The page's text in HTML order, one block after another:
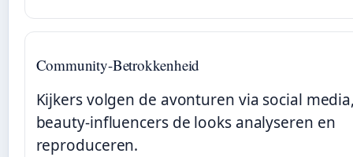
Community-Betrokkenheid
Kijkers volgen de avonturen via social
beauty-influencers de looks analyseren en
reproduceren.